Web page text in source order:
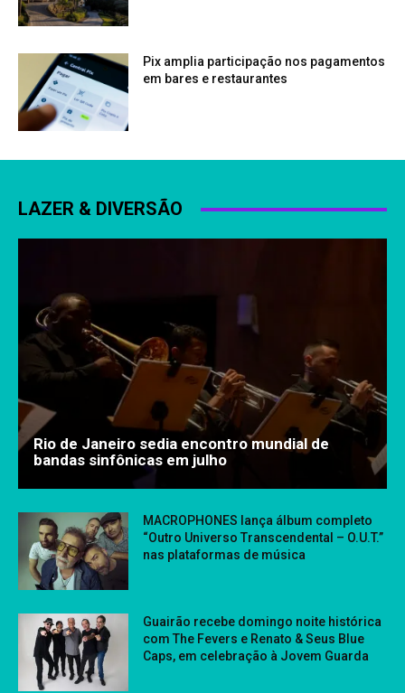
Pix amplia participação nos pagamentos
em bares e restaurantes
LAZER & DIVERSÃO
Rio de Janeiro sedia encontro mundial de
bandas sinfônicas em julho
MACROPHONES lança álbum completo
“Outro Universo Transcendental – O.U.T.”
nas plataformas de música
Guairão recebe domingo noite histórica
com The Fevers e Renato & Seus Blue
Caps, em celebração à Jovem Guarda